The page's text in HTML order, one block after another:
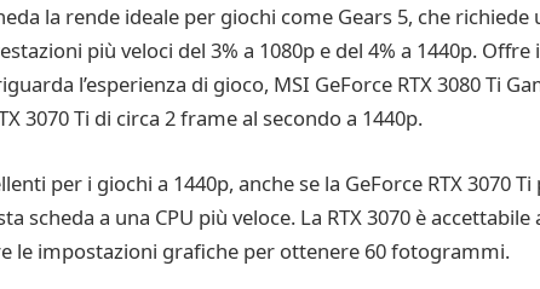
la rende ideale per giochi come Gears 5, che
più veloci del 3% a 1080p e del 4% a 1440p.
l’esperienza di gioco, MSI GeForce RTX 3080 Ti
3070 Ti di circa 2 frame al secondo a 1440p.
per i giochi a 1440p, anche se la GeForce RTX 3070
scheda a una CPU più veloce. La RTX 3070 è
le impostazioni grafiche per ottenere 60 fotogrammi.